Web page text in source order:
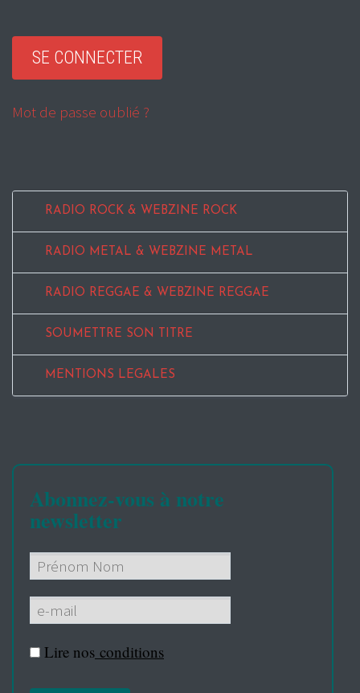
Mot de passe oublié ?
RADIO ROCK & WEBZINE ROCK
RADIO METAL & WEBZINE METAL
RADIO REGGAE & WEBZINE REGGAE
SOUMETTRE SON TITRE
MENTIONS LEGALES
Abonnez-vous à notre
newsletter
Lire nos conditions